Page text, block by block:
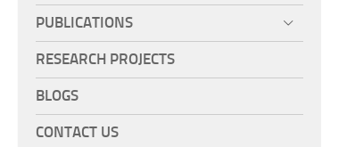
PUBLICATIONS
RESEARCH PROJECTS
BLOGS
CONTACT US